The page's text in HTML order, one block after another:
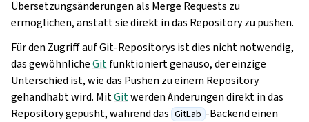
Übersetzungsänderungen als Merge Requests zu
ermöglichen, anstatt sie direkt in das Repository zu pushen.
Für den Zugriff auf Git-Repositorys ist dies nicht notwendig,
das gewöhnlicheGitfunktioniert genauso, der einzige
Unterschied ist, wie das Pushen zu einem Repository
gehandhabt wird. MitGitwerden Änderungen direkt in das
Repository gepusht, während das GitLab -Backend einen